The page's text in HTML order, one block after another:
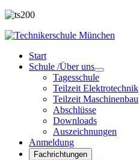
Start
Schule /Über uns
Tagesschule
Teilzeit Elektrotechnik
Teilzeit Maschinenbau
Abschlüsse
Downloads
Auszeichnungen
Anmeldung
Fachrichtungen